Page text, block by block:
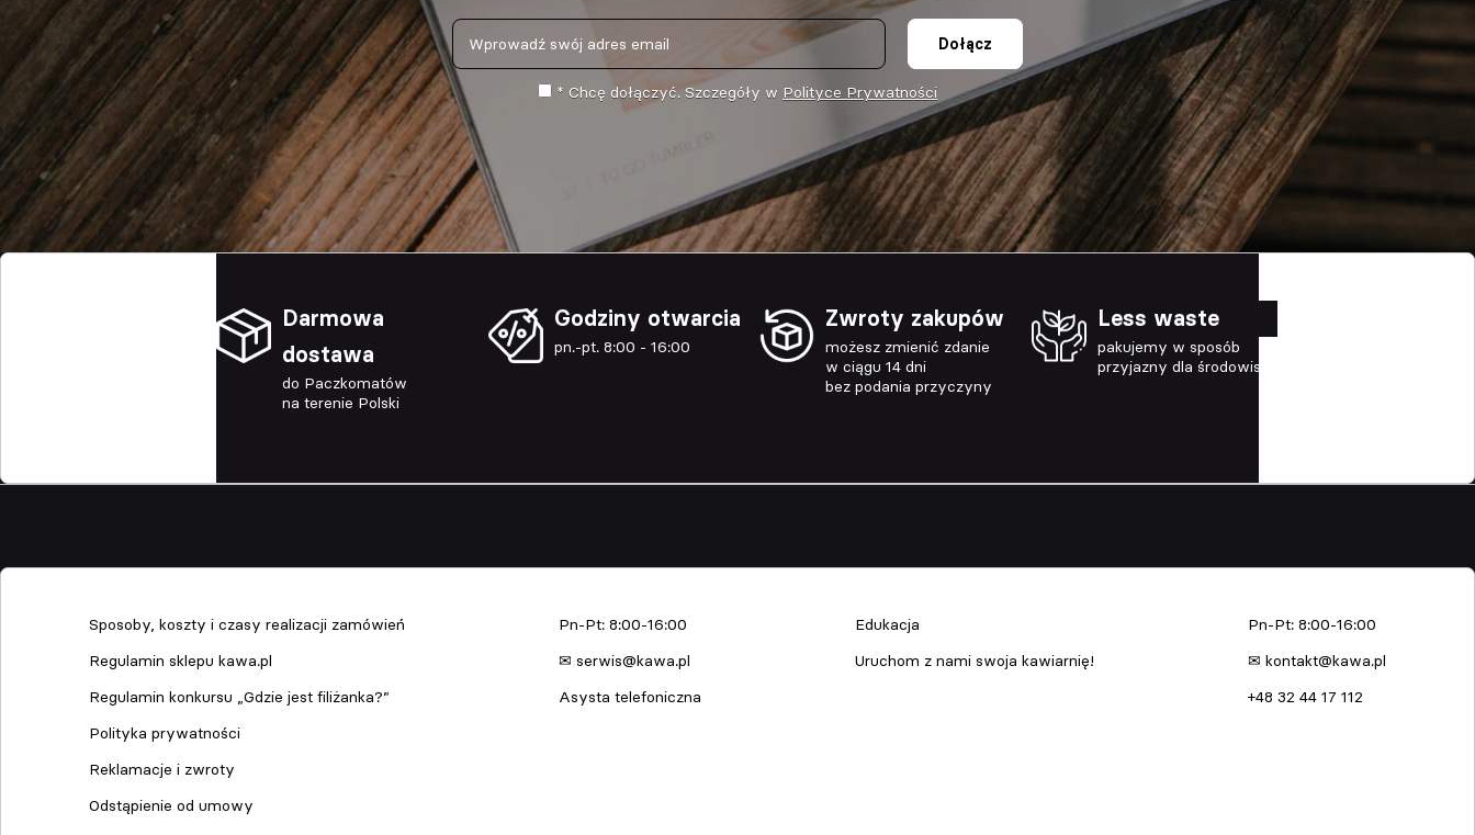
Dołącz
* Chcę dołączyć. Szczegóły w Polityce Prywatności
Darmowa
dostawa
do Paczkomatów
na terenie Polski
Godziny otwarcia
pn.-pt. 8:00 - 16:00
Zwroty zakupów
możesz zmienić zdanie
w ciągu 14 dni
bez podania przyczyny
Less waste
pakujemy w sposób
przyjazny dla środowiska
Sposoby, koszty i czasy realizacji zamówień
Regulamin sklepu kawa.pl
Regulamin konkursu „Gdzie jest filiżanka?”
Polityka prywatności
Reklamacje i zwroty
Odstąpienie od umowy
Pn-Pt: 8:00-16:00
✉ serwis@kawa.pl
Asysta telefoniczna
Edukacja
Uruchom z nami swoja kawiarnię!
Pn-Pt: 8:00-16:00
✉ kontakt@kawa.pl
+48 32 44 17 112